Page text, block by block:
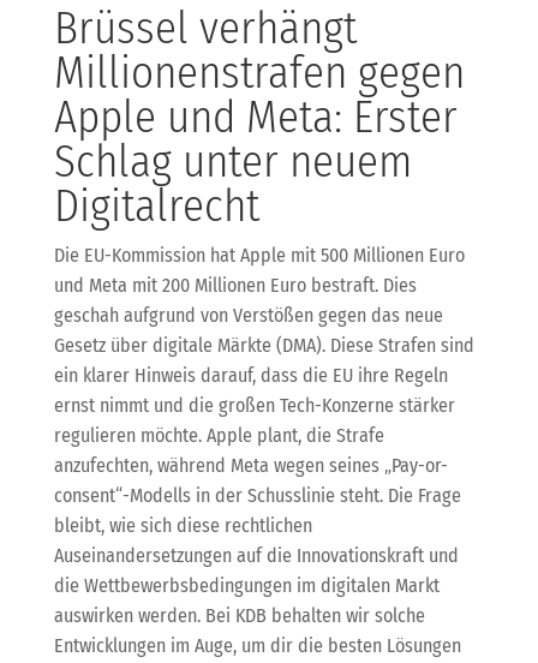
Brüssel verhängt
Millionenstrafen gegen
Apple und Meta: Erster
Schlag unter neuem
Digitalrecht
Die EU-Kommission hat Apple mit 500 Millionen Euro
und Meta mit 200 Millionen Euro bestraft. Dies
geschah aufgrund von Verstößen gegen das neue
Gesetz über digitale Märkte (DMA). Diese Strafen sind
ein klarer Hinweis darauf, dass die EU ihre Regeln
ernst nimmt und die großen Tech-Konzerne stärker
regulieren möchte. Apple plant, die Strafe
anzufechten, während Meta wegen seines „Pay-or-
consent“-Modells in der Schusslinie steht. Die Frage
bleibt, wie sich diese rechtlichen
Auseinandersetzungen auf die Innovationskraft und
die Wettbewerbsbedingungen im digitalen Markt
auswirken werden. Bei KDB behalten wir solche
Entwicklungen im Auge, um dir die besten Lösungen